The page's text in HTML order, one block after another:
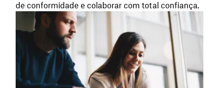
de conformidade e colaborar com total confiança.